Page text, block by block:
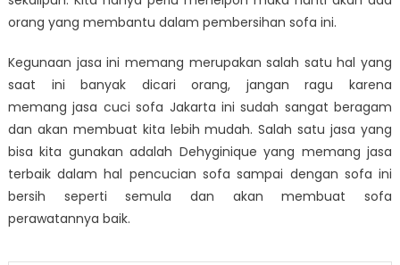
orang yang membantu dalam pembersihan sofa ini.
Kegunaan jasa ini memang merupakan salah satu hal yang
saat ini banyak dicari orang, jangan ragu karena
memang jasa cuci sofa Jakarta ini sudah sangat beragam
dan akan membuat kita lebih mudah. Salah satu jasa yang
bisa kita gunakan adalah Dehyginique yang memang jasa
terbaik dalam hal pencucian sofa sampai dengan sofa ini
bersih seperti semula dan akan membuat sofa
perawatannya baik.